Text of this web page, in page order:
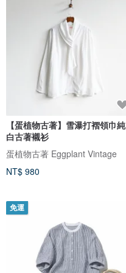
【蛋植物古著】雪瀑打褶領巾純
白古著襯衫
蛋植物古著 Eggplant Vintage
NT$ 980
免運